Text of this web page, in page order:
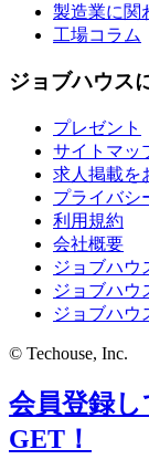
製造業に関
工場コラム
ジョブハウス
プレゼント
サイトマッ
求人掲載を
プライバシ
利用規約
会社概要
ジョブハウ
ジョブハウ
ジョブハウ
© Techouse, Inc.
会員登録
GET！